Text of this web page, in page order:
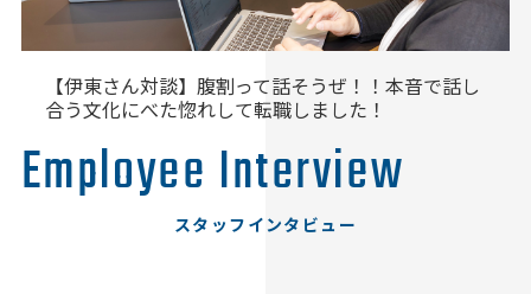
【伊東さん対談】腹割って話そうぜ！！本音で話し
合う文化にべた惚れして転職しました！
Employee Interview
スタッフインタビュー